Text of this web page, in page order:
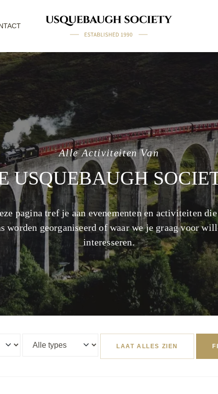
Alle Activiteiten Van
USQUEBAUGH
pagina tref je aan evenementen en activiteiten
worden georganiseerd of waar we je graag voor
interesseren.
LAAT ALLES ZIEN